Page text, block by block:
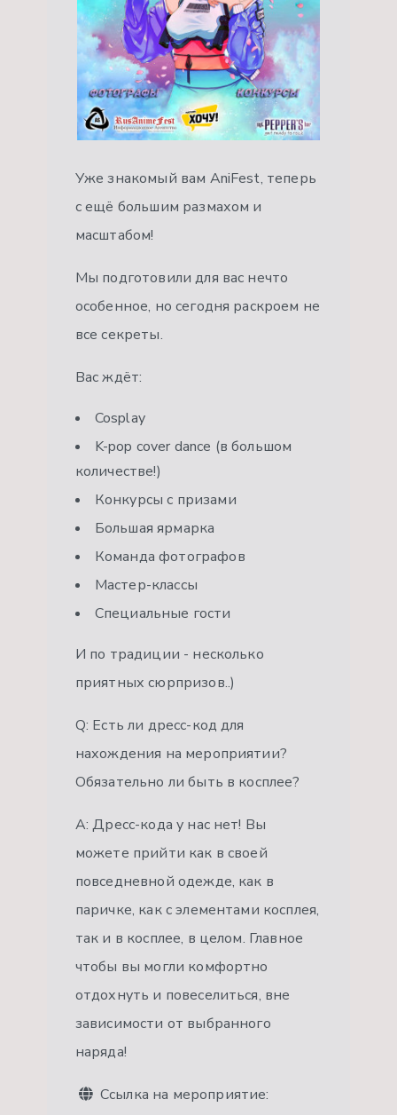
Уже знакомый вам AniFest, теперь
с ещё большим размахом и
масштабом!
Мы подготовили для вас нечто
особенное, но сегодня раскроем не
все секреты.
Вас ждёт:
Cosplay
K-pop cover dance (в большом
количестве!)
Конкурсы с призами
Большая ярмарка
Команда фотографов
Мастер-классы
Специальные гости
И по традиции - несколько
приятных сюрпризов..)
Q: Есть ли дресс-код для
нахождения на мероприятии?
Обязательно ли быть в косплее?
A: Дресс-кода у нас нет! Вы
можете прийти как в своей
повседневной одежде, как в
паричке, как с элементами косплея,
так и в косплее, в целом. Главное
чтобы вы могли комфортно
отдохнуть и повеселиться, вне
зависимости от выбранного
наряда!
Ссылка на мероприятие: